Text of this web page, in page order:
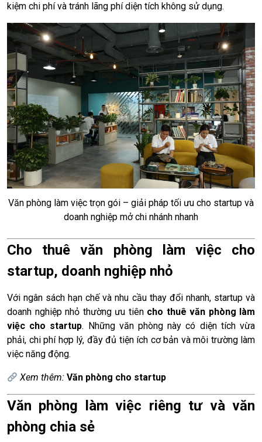
kiệm chi phí và tránh lãng phí diện tích không sử dụng.
Văn phòng làm việc trọn gói – giải pháp tối ưu cho startup và
doanh nghiệp mở chi nhánh nhanh
Cho thuê văn phòng làm việc cho
startup, doanh nghiệp nhỏ
Với ngân sách hạn chế và nhu cầu thay đổi nhanh, startup và
doanh nghiệp nhỏ thường ưu tiên cho thuê văn phòng làm
việc cho startup. Những văn phòng này có diện tích vừa
phải, chi phí hợp lý, đầy đủ tiện ích cơ bản và môi trường làm
việc năng động.
Xem thêm: Văn phòng cho startup
Văn phòng làm việc riêng tư và văn
phòng chia sẻ